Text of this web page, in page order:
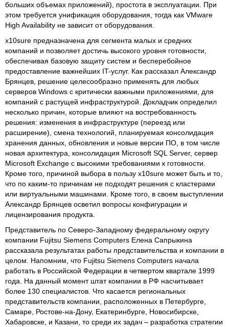
больших объемах приложений), простота в эксплуатации. При
этом требуется унификация оборудования, тогда как VMware
High Availability не зависит от оборудования.
x10sure предназначена для сегмента малых и средних
компаний и позволяет достичь высокого уровня готовности,
обеспечивая базовую защиту систем и бесперебойное
предоставление важнейших IT-услуг. Как рассказал Александр
Брянцев, решение целесообразно применять для любых
серверов Windows с критически важными приложениями, для
компаний с растущей инфраструктурой. Докладчик определил
несколько причин, которые влияют на востребованность
решения: изменения в инфраструктуре (переезд или
расширение), смена технологий, планируемая консолидация
хранения данных, обновления и новые версии ПО, в том числе
новая архитектура, консолидация Microsoft SQL Server, сервер
Microsoft Exchange с высокими требованиями к готовности.
Кроме того, причиной выбора в пользу x10sure может быть и то,
что по каким-то причинам не подходят решения с кластерами
или виртуальными машинами. Кроме того, в своем выступлении
Александр Брянцев осветил вопросы конфигурации и
лицензирования продукта.
Представитель по Северо-Западному федеральному округу
компании Fujitsu Siemens Computers Елена Сапрыкина
рассказала результатах работы представительства и компании в
целом. Напомним, что Fujitsu Siemens Computers начала
работать в Российской Федерации в четвертом квартале 1999
года. На данный момент штат компании в РФ насчитывает
более 130 специалистов. Что касается региональных
представительств компании, расположенных в Петербурге,
Самаре, Ростове-на-Дону, Екатеринбурге, Новосибирске,
Хабаровске, и Казани, то среди их задач – разработка стратегии